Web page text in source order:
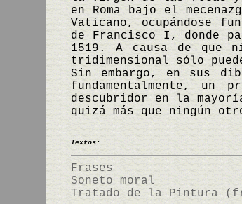
en Roma bajo el
Vaticano, ocupándose
de Francisco I, donde
1519. A causa de que
tridimensional sólo
Sin embargo, en sus
fundamentalmente, un
descubridor en la
quizá más que ningún
Textos:
Frases
Soneto moral
Tratado de la Pintura